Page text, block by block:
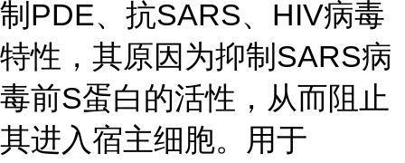
制PDE、抗SARS、HIV病毒
特性，其原因为抑制SARS病
毒前S蛋白的活性，从而阻止
其进入宿主细胞。用于